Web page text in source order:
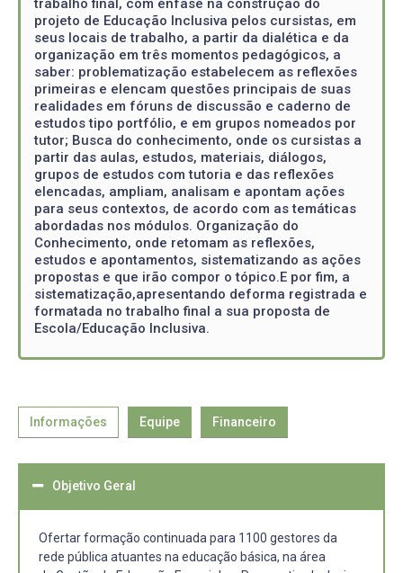
projeto de Educação Inclusiva pelos cursistas, em
seus locais de trabalho, a partir da dialética e da
organização em três momentos pedagógicos, a
saber: problematização estabelecem as reflexões
primeiras e elencam questões principais de suas
realidades em fóruns de discussão e caderno de
estudos tipo portfólio, e em grupos nomeados por
tutor; Busca do conhecimento, onde os cursistas a
partir das aulas, estudos, materiais, diálogos,
grupos de estudos com tutoria e das reflexões
elencadas, ampliam, analisam e apontam ações
para seus contextos, de acordo com as temáticas
abordadas nos módulos. Organização do
Conhecimento, onde retomam as reflexões,
estudos e apontamentos, sistematizando as ações
propostas e que irão compor o tópico.E por fim, a
sistematização,apresentando deforma registrada e
formatada no trabalho final a sua proposta de
Escola/Educação Inclusiva.
Informações Equipe Financeiro
Objetivo Geral
Ofertar formação continuada para 1100 gestores da
rede pública atuantes na educação básica, na área